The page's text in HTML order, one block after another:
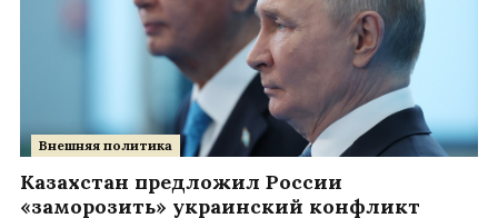
Внешняя политика
Казахстан предложил России
«заморозить» украинский конфликт